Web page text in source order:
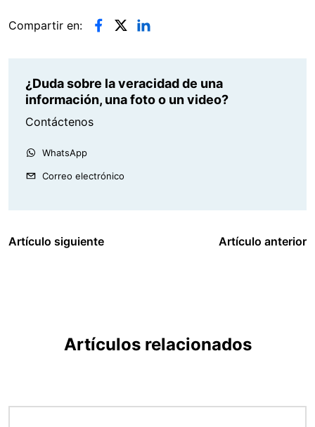
Compartir en:
¿Duda sobre la veracidad de una
información, una foto o un video?
Contáctenos
WhatsApp
Correo electrónico
Artículo siguiente Artículo anterior
Artículos relacionados